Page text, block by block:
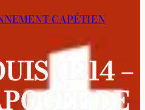
CAPÉTIEN
(1214 –
DE